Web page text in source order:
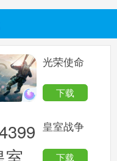
光荣使命
下载
皇室战争
下载